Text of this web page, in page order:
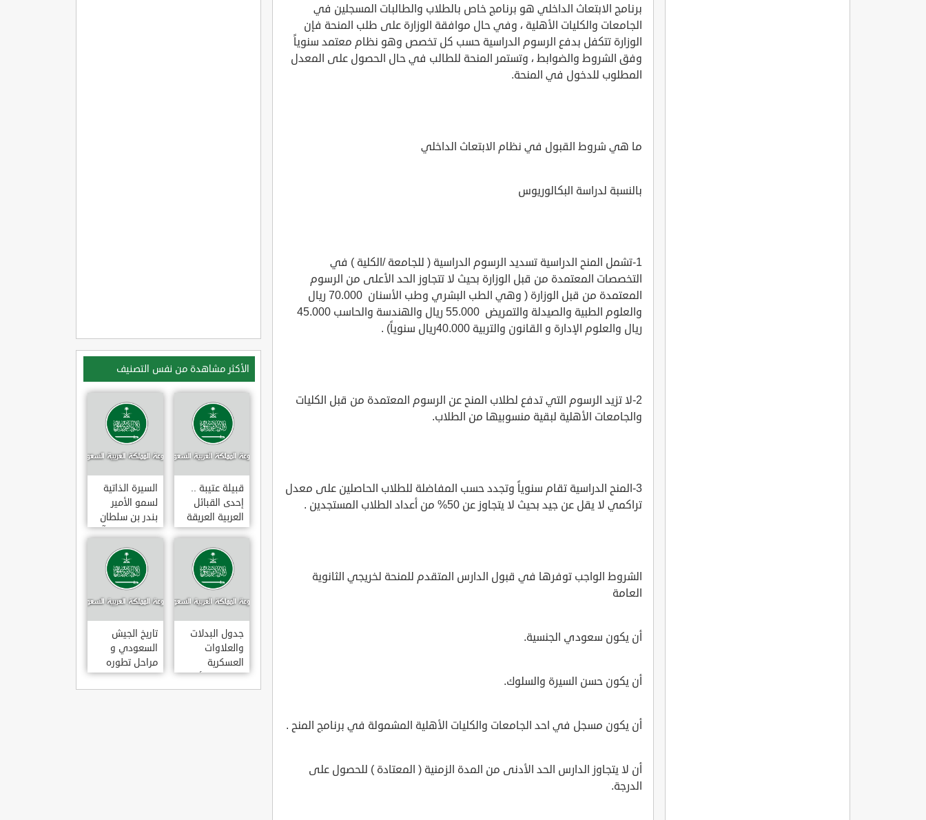
برنامج الابتعاث الداخلي هو برنامج خاص بالطلاب والطالبات المسجلين في
الجامعات والكليات الأهلية ، وفي حال موافقة الوزارة على طلب المنحة فإن
الوزارة تتكفل بدفع الرسوم الدراسية حسب كل تخصص وهو نظام معتمد سنوياً
وفق الشروط والضوابط ، وتستمر المنحة للطالب في حال الحصول على المعدل
المطلوب للدخول في المنحة.
ما هي شروط القبول في نظام الابتعاث الداخلي
بالنسبة لدراسة البكالوريوس
1-تشمل المنح الدراسية تسديد الرسوم الدراسية ( للجامعة /الكلية ) في
التخصصات المعتمدة من قبل الوزارة بحيث لا تتجاوز الحد الأعلى من الرسوم
المعتمدة من قبل الوزارة ( وهي الطب البشري وطب الأسنان 70.000 ريال
والعلوم الطبية والصيدلة والتمريض 55.000 ريال والهندسة والحاسب 45.000
ريال والعلوم الإدارة و القانون والتربية 40.000ريال سنوياً) .
2-لا تزيد الرسوم التي تدفع لطلاب المنح عن الرسوم المعتمدة من قبل الكليات
والجامعات الأهلية لبقية منسوبيها من الطلاب.
3-المنح الدراسية تقام سنوياً وتجدد حسب المفاضلة للطلاب الحاصلين على معدل
تراكمي لا يقل عن جيد بحيث لا يتجاوز عن 50% من أعداد الطلاب المستجدين .
الشروط الواجب توفرها في قبول الدارس المتقدم للمنحة لخريجي الثانوية
العامة
أن يكون سعودي الجنسية.
أن يكون حسن السيرة والسلوك.
أن يكون مسجل في احد الجامعات والكليات الأهلية المشمولة في برنامج المنح .
أن لا يتجاوز الدارس الحد الأدنى من المدة الزمنية ( المعتادة ) للحصول على
الدرجة.
الأكثر مشاهدة من نفس التصنيف
قبيلة عتيبة ..
إحدى القبائل
العربية العريقة
السيرة الذاتية
لسمو الأمير
بندر بن سلطان
بن عبد العزيز آل
سعود
جدول البدلات
والعلاوات
العسكرية
للضباط والأفراد
تاريخ الجيش
السعودي و
مراحل تطوره